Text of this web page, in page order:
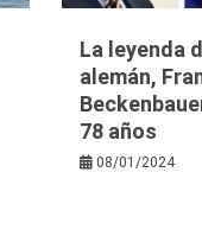
La leyenda
alemán,
78 años
08/01/2024